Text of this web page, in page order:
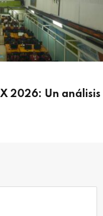
2026: Un análisis